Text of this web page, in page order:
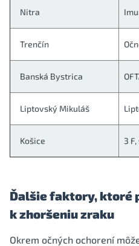
Nitra
Trenčín
Banská Bystrica
Liptovský Mikuláš
Košice 3
Ďalšie faktory, ktoré
k zhoršeniu zraku
Okrem očných ochorení